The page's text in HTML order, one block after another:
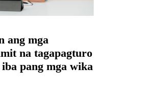
ang mga
na tagapagturo
pang mga wika